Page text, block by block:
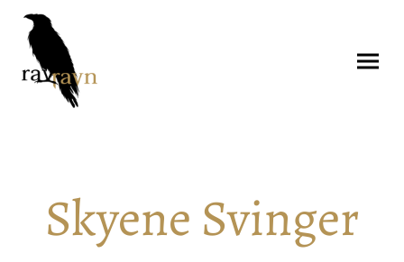
Skyene Svinger